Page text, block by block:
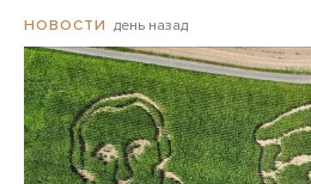
НОВОСТИ день назад